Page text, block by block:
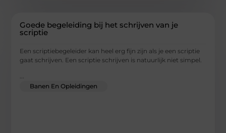
Goede begeleiding bij het schrijven van je
scriptie
Een scriptiebegeleider kan heel erg fijn zijn als je een scriptie
gaat schrijven. Een scriptie schrijven is natuurlijk niet simpel.
...
Banen En Opleidingen